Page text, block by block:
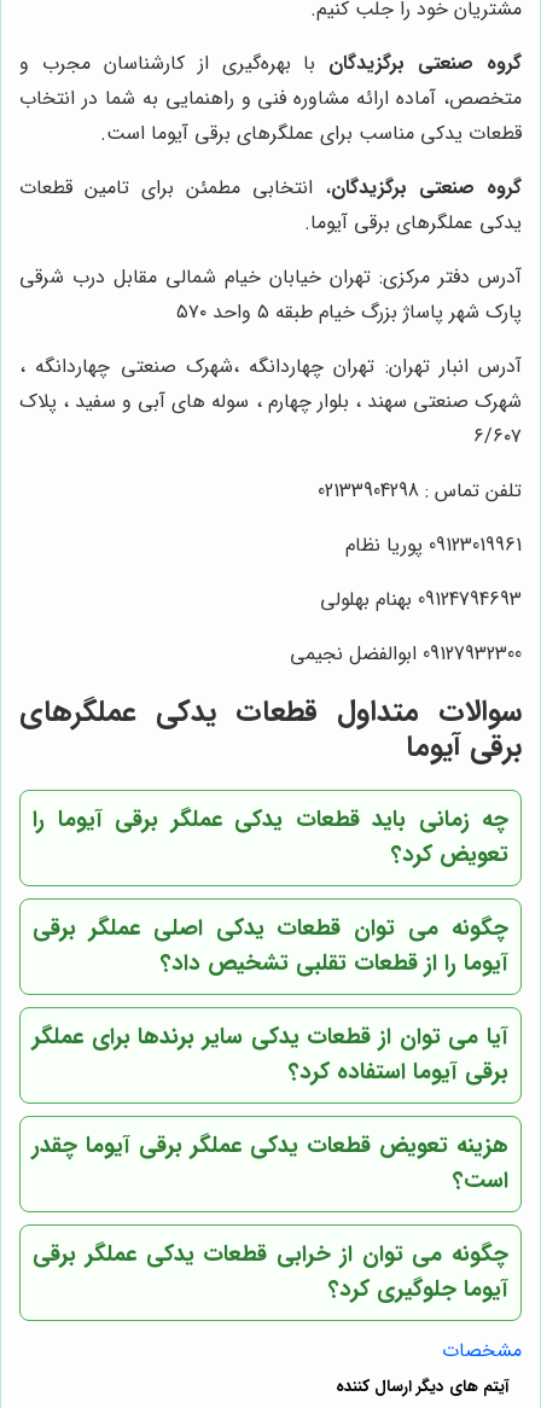
مشتریان خود را جلب کنیم.
گروه صنعتی برگزیدگان با بهره‌گیری از کارشناسان مجرب و
متخصص، آماده ارائه مشاوره فنی و راهنمایی به شما در انتخاب
قطعات یدکی مناسب برای عملگرهای برقی آیوما است.
گروه صنعتی برگزیدگان، انتخابی مطمئن برای تامین قطعات
یدکی عملگرهای برقی آیوما.
آدرس دفتر مرکزی: تهران خیابان خیام شمالی مقابل درب شرقی
پارک شهر پاساژ بزرگ خیام طبقه ۵ واحد ۵۷۰
آدرس انبار تهران: تهران چهاردانگه ،شهرک صنعتی چهاردانگه ،
شهرک صنعتی سهند ، بلوار چهارم ، سوله های آبی و سفید ، پلاک
۶/۶۰۷
تلفن تماس : 02133904298
09123019961 پوریا نظام
09124794693 بهنام بهلولی
09127932300 ابوالفضل نجیمی
سوالات متداول قطعات یدکی عملگرهای
برقی آیوما
چه زمانی باید قطعات یدکی عملگر برقی آیوما را
تعویض کرد؟
چگونه می توان قطعات یدکی اصلی عملگر برقی
آیوما را از قطعات تقلبی تشخیص داد؟
آیا می توان از قطعات یدکی سایر برندها برای عملگر
برقی آیوما استفاده کرد؟
هزینه تعویض قطعات یدکی عملگر برقی آیوما چقدر
است؟
چگونه می توان از خرابی قطعات یدکی عملگر برقی
آیوما جلوگیری کرد؟
مشخصات